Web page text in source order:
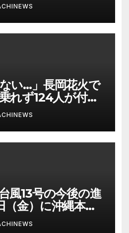
ない…」長岡花火で
れず124人が付近
す “フェニック
間後ろ倒しの影
場には一定の効果
プライムオンライ
風13号の今後の進
金）に沖縄本島
れ 一部の家屋が